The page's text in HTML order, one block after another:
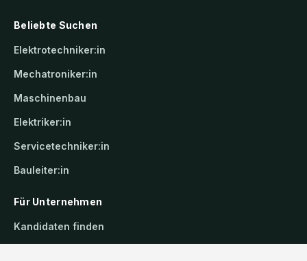
Beliebte Suchen
Elektrotechniker:in
Mechatroniker:in
Maschinenbau
Elektriker:in
Servicetechniker:in
Bauleiter:in
Für Unternehmen
Kandidaten finden